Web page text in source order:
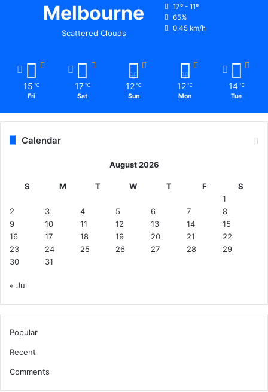
Melbourne
Scattered Clouds
17º - 11º
65%
0.45 km/h
15 ℃
Fri
17 ℃
Sat
12 ℃
Sun
12 ℃
Mon
14 ℃
Tue
Calendar
August 2026
S M T W T F
S
1
2
3 4 5 6 7
8
9
10 11 12 13 14
15
16
17 18 19 20 21
22
23
24 25 26 27 28
29
30
31
« Jul
Popular
Recent
Comments